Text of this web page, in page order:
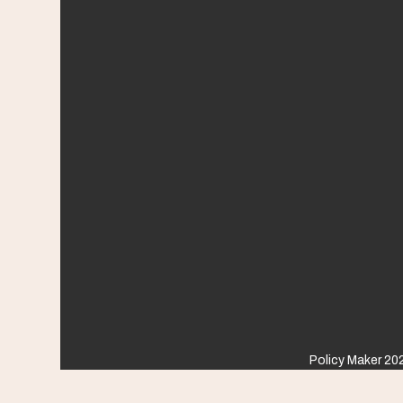
Policy Maker